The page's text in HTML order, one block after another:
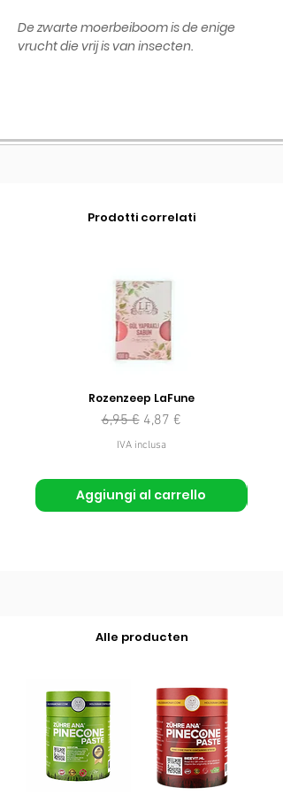
De zwarte moerbeiboom is de enige
vrucht die vrij is van insecten.
Prodotti correlati
Rozenzeep LaFune
Prezzo regolare
6,95 € Prezzo scontato
4,87 €
IVA inclusa
Aggiungi al carrello
Alle producten